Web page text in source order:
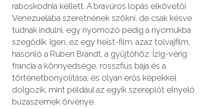
raboskodnia kellett. A bravúros lopás elkövetői
Venezuelába szeretnének szökni, de csak késve
tudnak indulni, egy nyomozó pedig a nyomukba
szegődik. Igen, ez egy heist-film, azaz tolvajfilm,
hasonló a Ruben Brandt, a gyűjtőhöz. Ízig-vérig
francia a könnyedsége, rosszfiús bája és a
történetbonyolítása, és olyan erős képekkel
dolgozik, mint például az egyik szereplőt elnyelő
búzaszemek örvénye.